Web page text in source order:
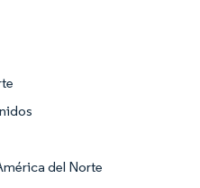
del Norte